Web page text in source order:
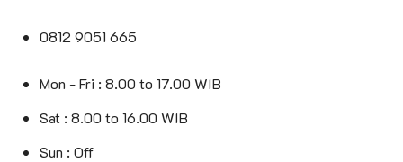
0812 9051 665
Mon - Fri : 8.00 to 17.00 WIB
Sat : 8.00 to 16.00 WIB
Sun : Off